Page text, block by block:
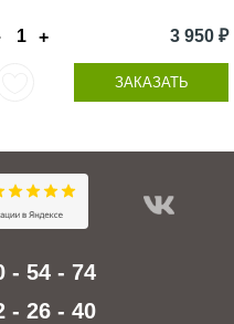
+ 3 950 ₽
ЗАКАЗАТЬ
- 54 - 74
- 26 - 40